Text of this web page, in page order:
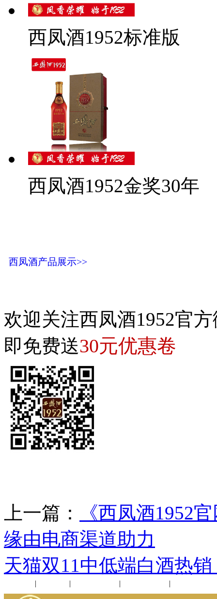
西凤酒1952标准版
西凤酒1952金奖30年
西凤酒产品展示>>
欢迎关注西凤酒1952官
即免费送30元优惠卷
上一篇：
《西凤酒1952
缘由电商渠道助力
天猫双11中低端白酒热
| | | |